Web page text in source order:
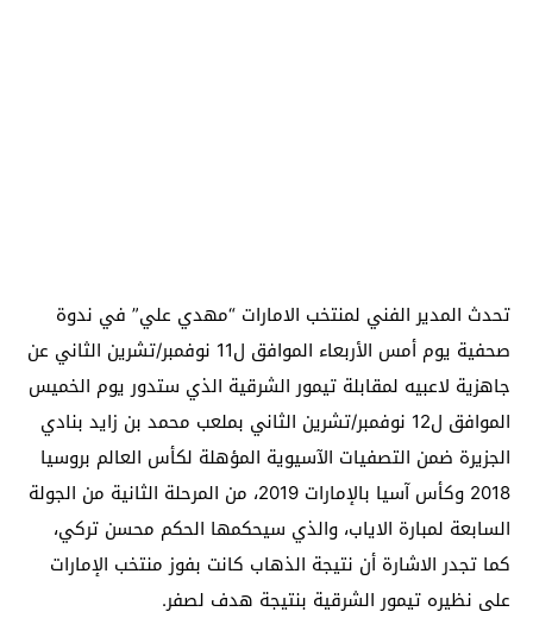
تحدث المدير الفني لمنتخب الامارات “مهدي علي” في ندوة
صحفية يوم أمس الأربعاء الموافق ل11 نوفمبر/تشرين الثاني عن
جاهزية لاعبيه لمقابلة تيمور الشرقية الذي ستدور يوم الخميس
الموافق ل12 نوفمبر/تشرين الثاني بملعب محمد بن زايد بنادي
الجزيرة ضمن التصفيات الآسيوية المؤهلة لكأس العالم بروسيا
2018 وكأس آسيا بالإمارات 2019، من المرحلة الثانية من الجولة
السابعة لمبارة الاياب، والذي سيحكمها الحكم محسن تركي،
كما تجدر الاشارة أن نتيجة الذهاب كانت بفوز منتخب الإمارات
على نظيره تيمور الشرقية بنتيجة هدف لصفر.